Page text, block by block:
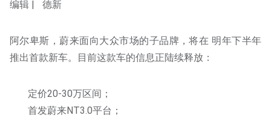
编辑 | 德新
阿尔卑斯，蔚来面向大众市场的子品牌，将在 明年下半年
推出首款新车。目前这款车的信息正陆续释放：
定价20-30万区间；
首发蔚来NT3.0平台；